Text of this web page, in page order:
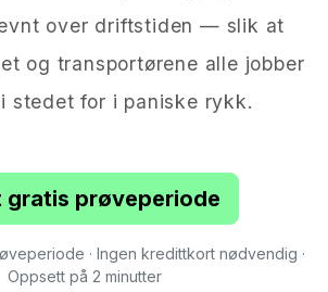
over driftstiden — slik at
og transportørene alle jobber
stedet for i paniske rykk.
gratis prøveperiode
· Ingen kredittkort nødvendig ·
Oppsett på 2 minutter